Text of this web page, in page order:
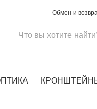
Обмен и